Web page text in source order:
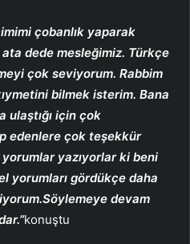
çobanlık yaparak
ata dede mesleğimiz. Türkçe
çok seviyorum. Rabbim
bilmek isterim. Bana
ulaştığı için çok
edenlere çok teşekkür
yazıyorlar ki beni
yorumları gördükçe daha
devam
konuştu